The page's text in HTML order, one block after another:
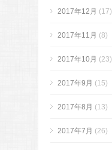
2017年12月 (17)
2017年11月 (8)
2017年10月 (23)
2017年9月 (15)
2017年8月 (13)
2017年7月 (26)